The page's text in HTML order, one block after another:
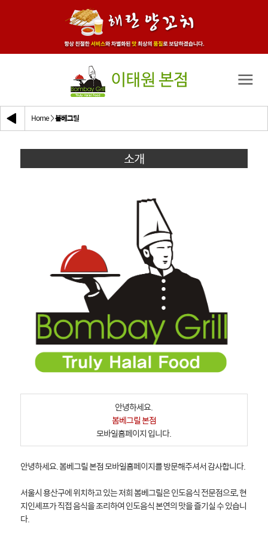
Home>봄베그릴
소개
안녕하세요.
봄베그릴 본점
모바일홈페이지 입니다.
안녕하세요. 봄베그릴 본점 모바일홈페이지를 방문해주셔서 감사합니다.
서울시 용산구에 위치하고 있는 저희 봄베그릴은 인도음식 전문점으로, 현
지인셰프가 직접 음식을 조리하여 인도음식 본연의 맛을 즐기실 수 있습니
다.